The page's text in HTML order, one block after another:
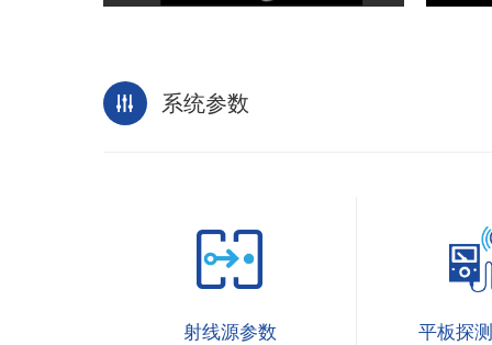
系统参数
射线源参数 平板探